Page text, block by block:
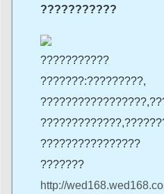
???????????
???????????
???????:?????????,
????????????????
???????
http://